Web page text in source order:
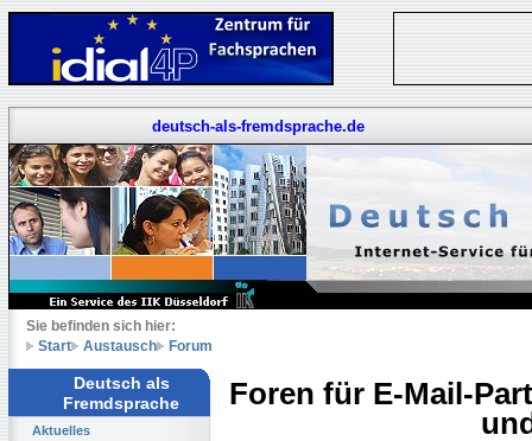
deutsch-als-fremdsprache.de
Sie befinden sich hier:
Start
Austausch Forum
Deutsch als
Fremdsprache
Aktuelles
Foren für E-Mail-